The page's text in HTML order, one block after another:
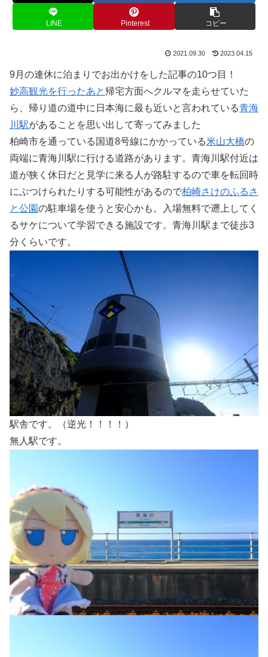
LINE Pinterest コピー
2021.09.30 2023.04.15
9月の連休に泊まりでお出かけをした記事の10つ目！
妙高観光を行ったあと 帰宅方面へクルマを走らせていた
ら、帰り道の道中に日本海に最も近いと言われている青海
川駅があることを思い出して寄ってみました
柏崎市を通っている国道8号線にかかっている米山大橋の
両端に青海川駅に行ける道路があります。青海川駅付近は
道が狭く休日だと見学に来る人が路駐するので車を転回時
にぶつけられたりする可能性があるので柏崎さけのふるさ
と公園の駐車場を使うと安心かも。入場無料で遡上してく
るサケについて学習できる施設です。青海川駅まで徒歩3
分くらいです。
駅舎です。（逆光！！！！）
無人駅です。